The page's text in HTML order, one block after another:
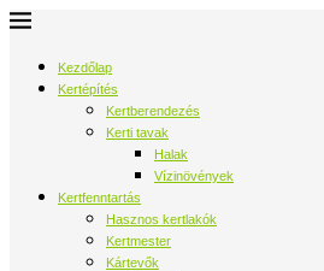
Kezdőlap
Kertépítés
Kertberendezés
Kerti tavak
Halak
Vízinövények
Kertfenntartás
Hasznos kertlakók
Kertmester
Kártevők